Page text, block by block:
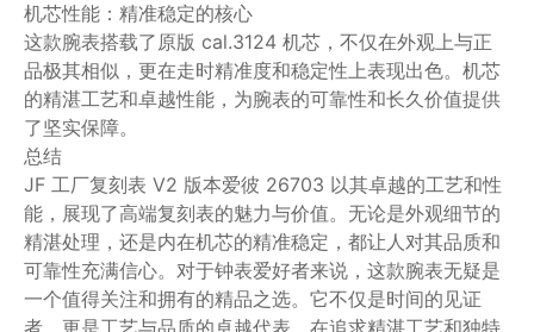
机芯性能：精准稳定的核心
这款腕表搭载了原版 cal.3124 机芯，不仅在外观上与正
品极其相似，更在走时精准度和稳定性上表现出色。机芯
的精湛工艺和卓越性能，为腕表的可靠性和长久价值提供
了坚实保障。
总结
JF 工厂复刻表 V2 版本爱彼 26703 以其卓越的工艺和性
能，展现了高端复刻表的魅力与价值。无论是外观细节的
精湛处理，还是内在机芯的精准稳定，都让人对其品质和
可靠性充满信心。对于钟表爱好者来说，这款腕表无疑是
一个值得关注和拥有的精品之选。它不仅是时间的见证
者，更是工艺与品质的卓越代表。在追求精湛工艺和独特